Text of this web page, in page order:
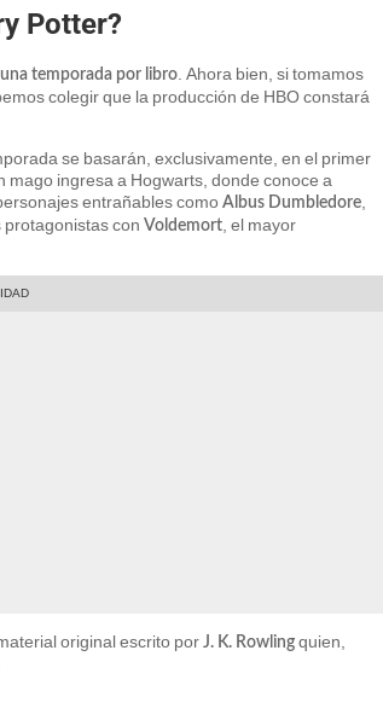
Potter?
temporada por libro. Ahora bien, si tomamos
colegir que la producción de HBO constará
se basarán, exclusivamente, en el primer
mago ingresa a Hogwarts, donde conoce a
entrañables como Albus Dumbledore,
protagonistas con Voldemort, el mayor
original escrito por J. K. Rowling quien,